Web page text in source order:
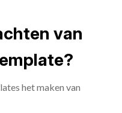
van
het maken van